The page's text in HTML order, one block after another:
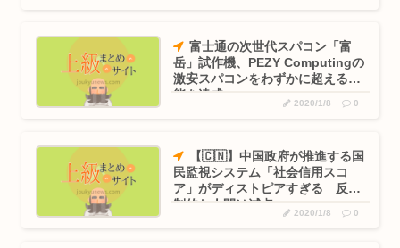
富士通の次世代スパコン「富
岳」試作機、PEZY Computingの
激安スパコンをわずかに超える性
能を達成
2020/1/8 0
【🇨🇳】中国政府が推進する国
民監視システム「社会信用スコ
ア」がディストピアすぎる 反体
制的な人間は減点
2020/1/8 0